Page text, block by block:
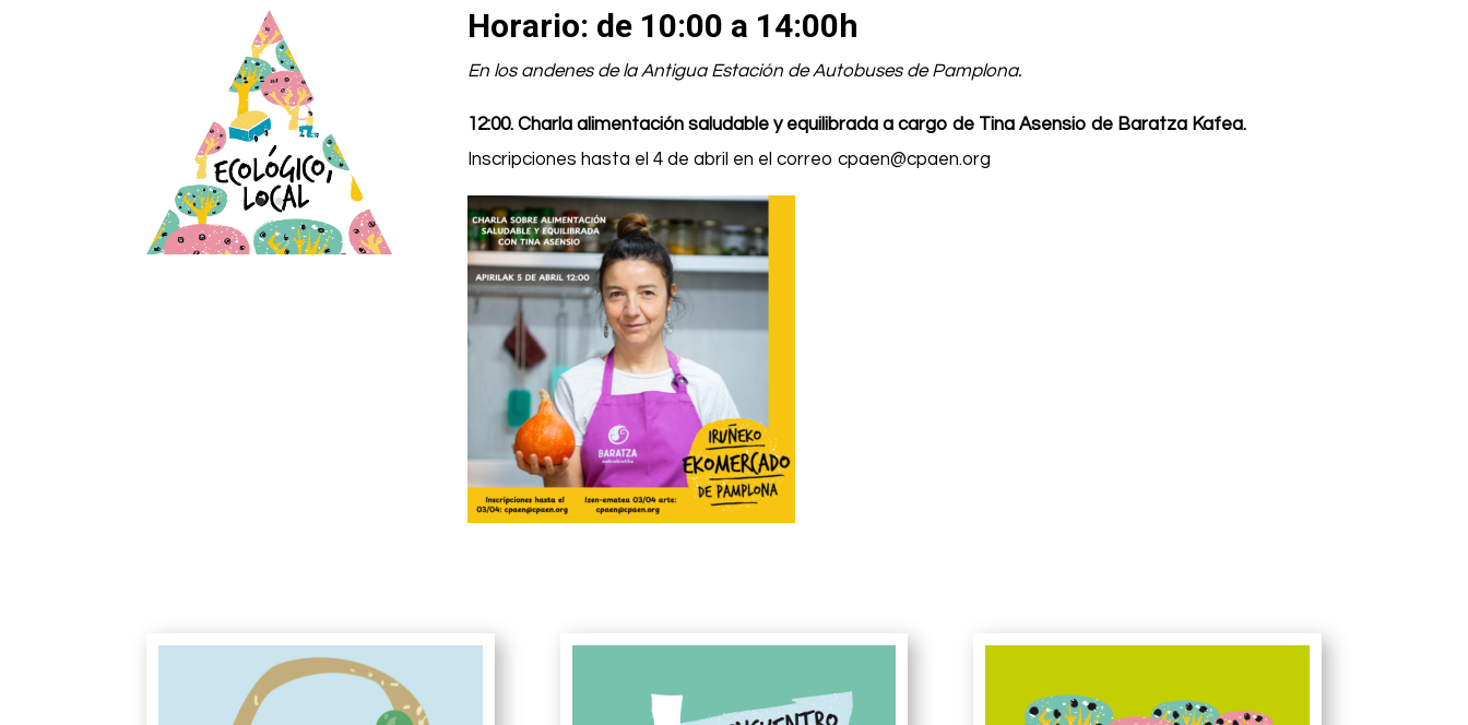
Horario: de 10:00 a 14:00h
En los andenes de la Antigua Estación de Autobuses de Pamplona.
12:00. Charla alimentación saludable y equilibrada a cargo de Tina Asensio de Baratza Kafea.
Inscripciones hasta el 4 de abril en el correo cpaen@cpaen.org